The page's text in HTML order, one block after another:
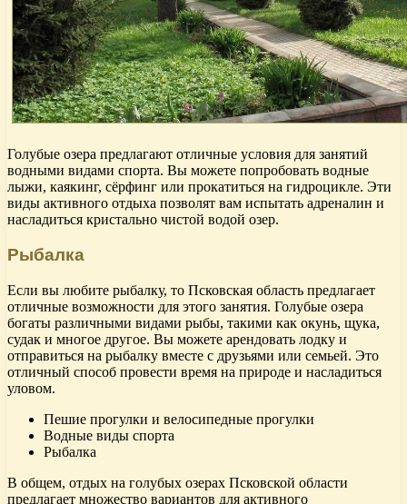
Голубые озера предлагают отличные условия для занятий
водными видами спорта. Вы можете попробовать водные
лыжи, каякинг, сёрфинг или прокатиться на гидроцикле. Эти
виды активного отдыха позволят вам испытать адреналин и
насладиться кристально чистой водой озер.
Рыбалка
Если вы любите рыбалку, то Псковская область предлагает
отличные возможности для этого занятия. Голубые озера
богаты различными видами рыбы, такими как окунь, щука,
судак и многое другое. Вы можете арендовать лодку и
отправиться на рыбалку вместе с друзьями или семьей. Это
отличный способ провести время на природе и насладиться
уловом.
Пешие прогулки и велосипедные прогулки
Водные виды спорта
Рыбалка
В общем, отдых на голубых озерах Псковской области
предлагает множество вариантов для активного